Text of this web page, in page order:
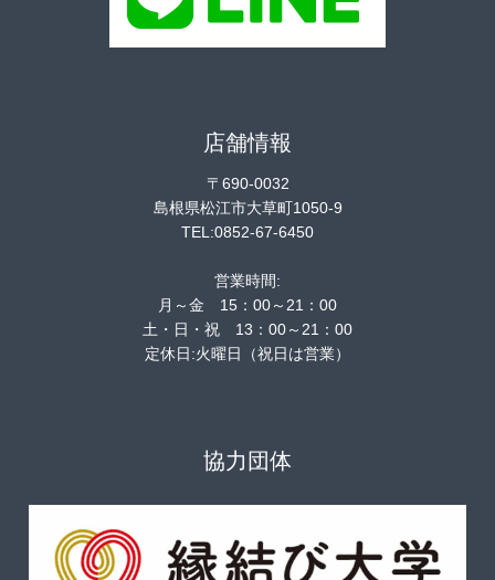
店舗情報
〒690-0032
島根県松江市大草町1050-9
TEL:0852-67-6450
営業時間:
月～金 15：00～21：00
土・日・祝 13：00～21：00
定休日:火曜日（祝日は営業）
協力団体